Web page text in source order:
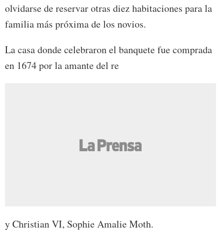
olvidarse de reservar otras diez habitaciones para la
familia más próxima de los novios.
La casa donde celebraron el banquete fue comprada
en 1674 por la amante del re
y Christian VI, Sophie Amalie Moth.